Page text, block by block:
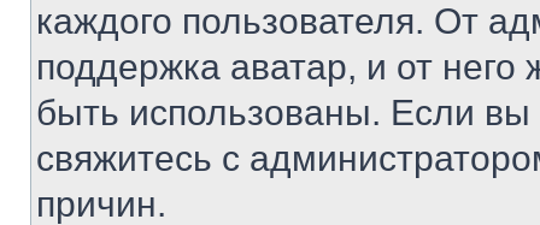
каждого пользователя. От
поддержка аватар, и от него
быть использованы. Если
свяжитесь с
причин.